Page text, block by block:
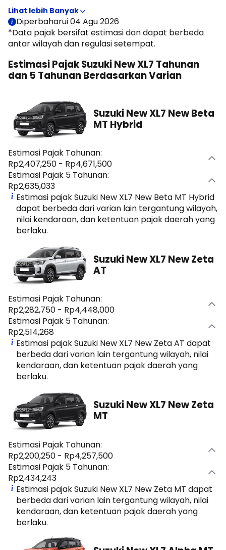
halaman ini, Moladin menyajikan estimasi pajak tahunan
dan pajak 5 tahunan Suzuki New XL7 untuk membantu
memperkirakan biaya kepemilikan sebelum membeli
mobil.
Diperbaharui 04 Agu 2026
*Data pajak bersifat estimasi dan dapat berbeda
antar wilayah dan regulasi setempat.
Estimasi Pajak Suzuki New XL7 Tahunan
dan 5 Tahunan Berdasarkan Varian
Suzuki New XL7 New Beta
MT Hybrid
Estimasi Pajak Tahunan:
Rp2,407,250 - Rp4,671,500
Estimasi Pajak 5 Tahunan:
Rp2,635,033
Estimasi pajak Suzuki New XL7 New Beta MT Hybrid
dapat berbeda dari varian lain tergantung wilayah,
nilai kendaraan, dan ketentuan pajak daerah yang
berlaku.
Suzuki New XL7 New Zeta
AT
Estimasi Pajak Tahunan:
Rp2,282,750 - Rp4,448,000
Estimasi Pajak 5 Tahunan:
Rp2,514,268
Estimasi pajak Suzuki New XL7 New Zeta AT dapat
berbeda dari varian lain tergantung wilayah, nilai
kendaraan, dan ketentuan pajak daerah yang
berlaku.
Suzuki New XL7 New Zeta
MT
Estimasi Pajak Tahunan:
Rp2,200,250 - Rp4,257,500
Estimasi Pajak 5 Tahunan:
Rp2,434,243
Estimasi pajak Suzuki New XL7 New Zeta MT dapat
berbeda dari varian lain tergantung wilayah, nilai
kendaraan, dan ketentuan pajak daerah yang
berlaku.